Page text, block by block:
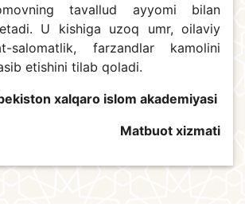
tavallud ayyomi bilan
U kishiga uzoq umr, oilaviy
salomatlik, farzandlar kamolini
etishini tilab qoladi.
xalqaro islom akademiyasi
Matbuot xizmati